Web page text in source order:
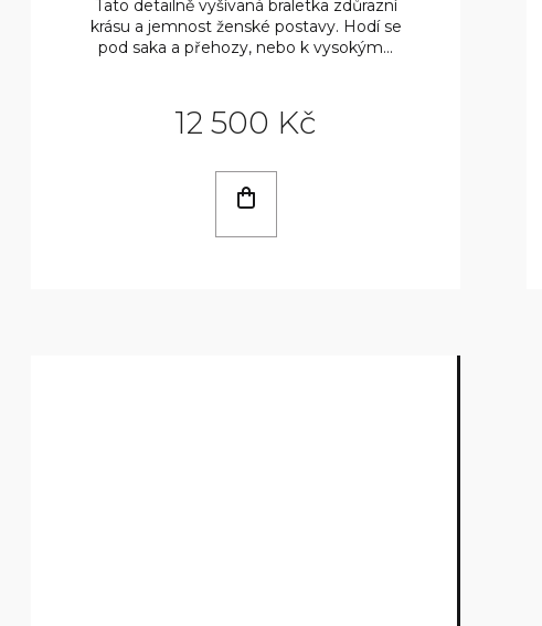
12 500 Kč
Tato detailně vyšívaná braletka zdůrazní
krásu a jemnost ženské postavy. Hodí se
pod saka a přehozy, nebo k vysokým...